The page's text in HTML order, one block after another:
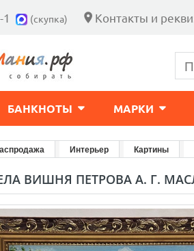
(скупка) Контакты и
БАНКНОТЫ МАРКИ
Интерьер Картины
ВИШНЯ ПЕТРОВА А. Г.